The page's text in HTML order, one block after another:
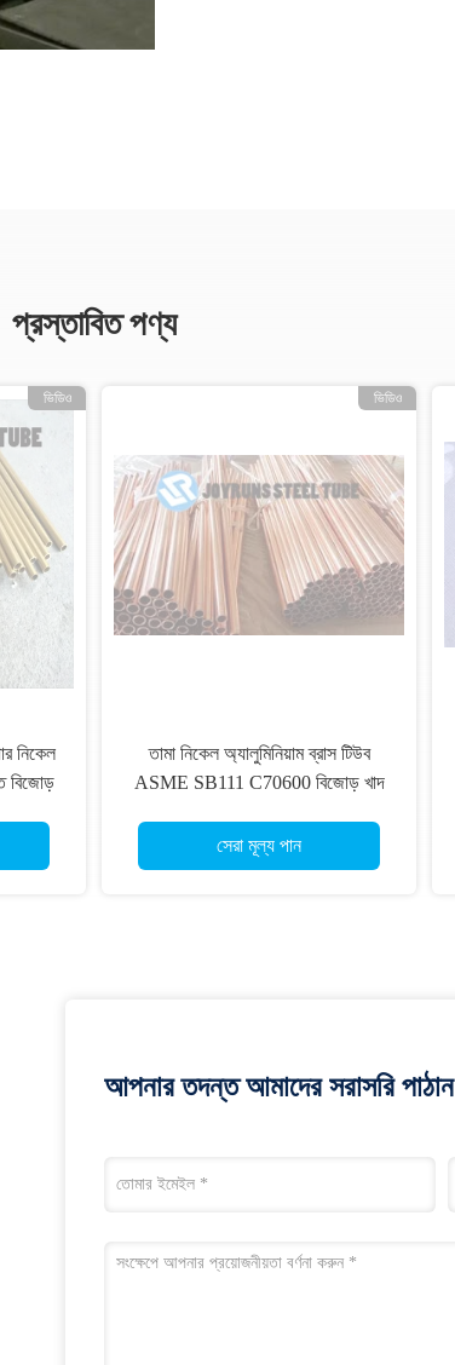
প্রস্তাবিত পণ্য
ভিডিও
নিকেল
বিজোড়
ভিডিও
তামা নিকেল অ্যালুমিনিয়াম ব্রাস টিউব
ASME SB111 C70600 বিজোড় খাদ
সেরা মূল্য পান
আপনার তদন্ত আমাদের সরাসরি পাঠান